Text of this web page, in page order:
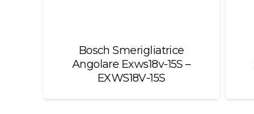
Bosch Smerigliatrice
Angolare Exws18v-15S –
EXWS18V-15S